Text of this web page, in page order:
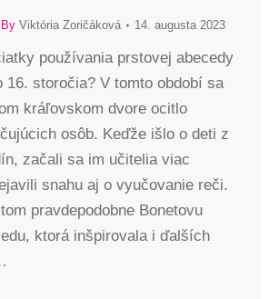
By Viktória Zoričáková 14. augusta 2023
používania prstovej abecedy
16. storočia? V tomto období sa
kráľovskom dvore ocitlo
osôb. Keďže išlo o deti z
začali sa im učitelia viac
snahu aj o vyučovanie reči.
pravdepodobne Bonetovu
ktorá inšpirovala i ďalších